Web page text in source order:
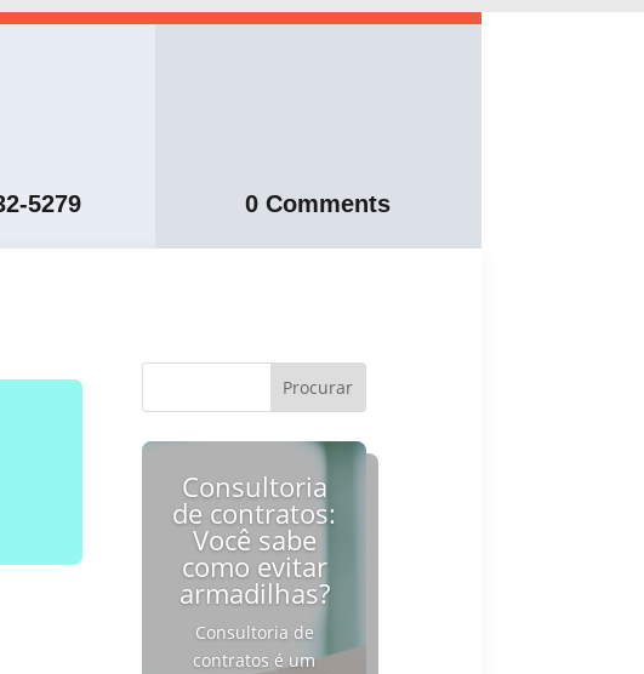
5279 0 Comments
Consultoria
de contratos:
Você sabe
como evitar
armadilhas?
Consultoria de
contratos é um